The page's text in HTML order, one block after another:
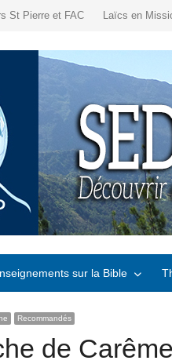
St Pierre et FAC Laïcs en
sur la Bible
Recommandés
de